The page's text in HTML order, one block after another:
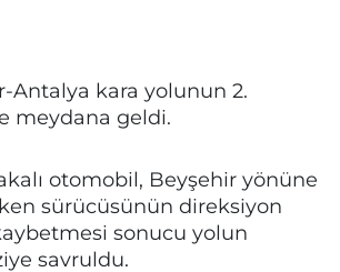
Antalya kara yolunun 2.
meydana geldi.
otomobil, Beyşehir yönüne
sürücüsünün direksiyon
sonucu yolun
savruldu.